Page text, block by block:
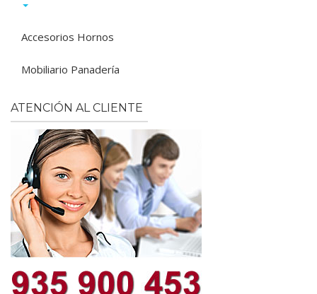
Accesorios Hornos
Mobiliario Panadería
ATENCIÓN AL CLIENTE